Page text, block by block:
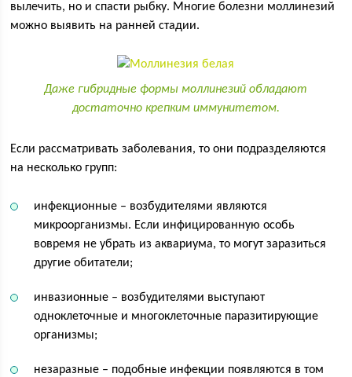
вылечить, но и спасти рыбку. Многие болезни моллинезий
можно выявить на ранней стадии.
Даже гибридные формы моллинезий обладают
достаточно крепким иммунитетом.
Если рассматривать заболевания, то они подразделяются
на несколько групп:
инфекционные – возбудителями являются
микроорганизмы. Если инфицированную особь
вовремя не убрать из аквариума, то могут заразиться
другие обитатели;
инвазионные – возбудителями выступают
одноклеточные и многоклеточные паразитирующие
организмы;
незаразные – подобные инфекции появляются в том